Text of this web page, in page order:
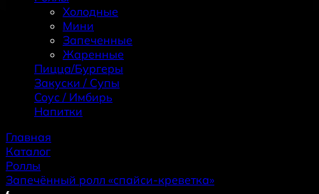
Холодные
Мини
Запеченные
Жаренные
Пицца/Бургеры
Закуски / Супы
Coус / Имбирь
Haпитки
Главная
Каталог
Роллы
Запечённый ролл «спайси-креветка»